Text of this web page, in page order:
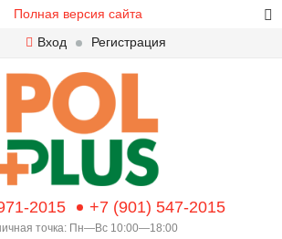
Полная версия сайта
Вход
Регистрация
2015 +7 (901) 547-2015
точка: Пн—Вс 10:00—18:00